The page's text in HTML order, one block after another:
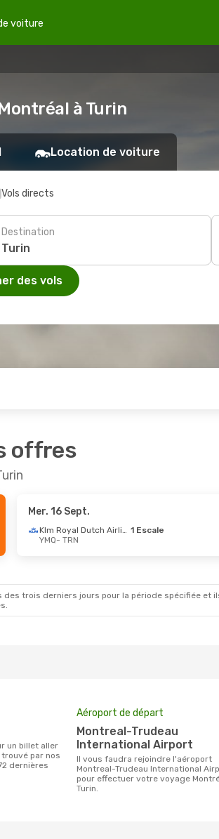
voiture
à Turin
Location de voiture
Vols directs
Destination
des vols
offres
Mer. 16 Sept.
Klm Royal Dutch Airlines 1 Escale
YMQ- TRN
trois derniers jours pour la période spécifiée et
par nos
dernières
Aéroport de départ
Montreal-Trudeau
International Airport
Il vous faudra rejoindre l'aéroport
Montreal-Trudeau International
pour effectuer votre voyage
Turin.